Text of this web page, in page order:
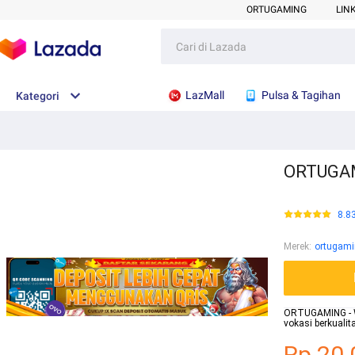
ORTUGAMING
Kategori LazMall Pulsa & Tagihan
Merek:
ORTUGAMING
vokasi